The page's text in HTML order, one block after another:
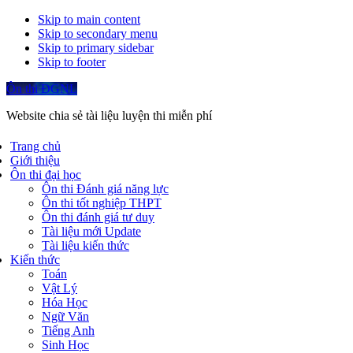
Skip to main content
Skip to secondary menu
Skip to primary sidebar
Skip to footer
Ôn thi ĐGNL
Website chia sẻ tài liệu luyện thi miễn phí
Trang chủ
Giới thiệu
Ôn thi đại học
Ôn thi Đánh giá năng lực
Ôn thi tốt nghiệp THPT
Ôn thi đánh giá tư duy
Tài liệu mới Update
Tài liệu kiến thức
Kiến thức
Toán
Vật Lý
Hóa Học
Ngữ Văn
Tiếng Anh
Sinh Học